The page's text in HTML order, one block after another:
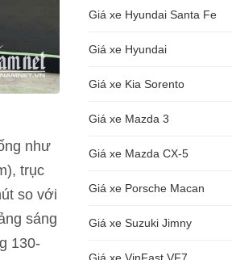
như
trục
so với
sáng
130-
Giá xe Hyundai Santa Fe
Giá xe Hyundai
Giá xe Kia Sorento
Giá xe Mazda 3
Giá xe Mazda CX-5
Giá xe Porsche Macan
Giá xe Suzuki Jimny